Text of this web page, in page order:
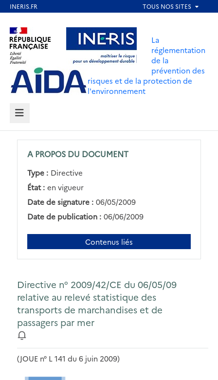
contenu
principal
Aller au contenu Aller au menu
Aller au pied de page
La
réglementation
de la
prévention des
risques et de la protection de
l'environnement
MENU
A PROPOS DU DOCUMENT
Type : Directive
État : en vigueur
Date de signature : 06/05/2009
Date de publication : 06/06/2009
Contenus liés
Directive n° 2009/42/CE du 06/05/09
relative au relevé statistique des
transports de marchandises et de
passagers par mer
(JOUE n° L 141 du 6 juin 2009)